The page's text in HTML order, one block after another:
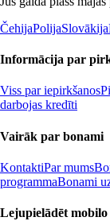
ČehijaPolijaSlovākija
Informācija par
Viss par iepirkšanos
darbojas kredīti
Vairāk par bonami
KontaktiPar mums
programmaBonami
Lejupielādēt